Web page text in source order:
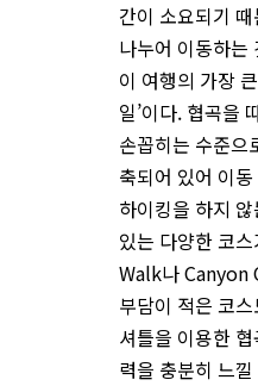
간이 소요되기
나누어 이동하는
이 여행의 가장
일’이다. 협곡을
손꼽히는 수준으
축되어 있어 이
하이킹을 하지
있는 다양한 코
Walk나 Canyon
부담이 적은 코
셔틀을 이용한
력을 충분히 느